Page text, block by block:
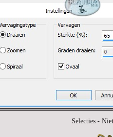
Selecties -